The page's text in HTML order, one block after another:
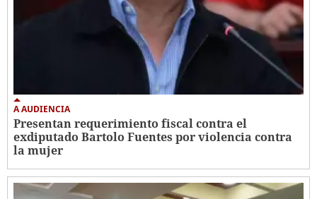
A AUDIENCIA
Presentan requerimiento fiscal contra el
exdiputado Bartolo Fuentes por violencia contra
la mujer